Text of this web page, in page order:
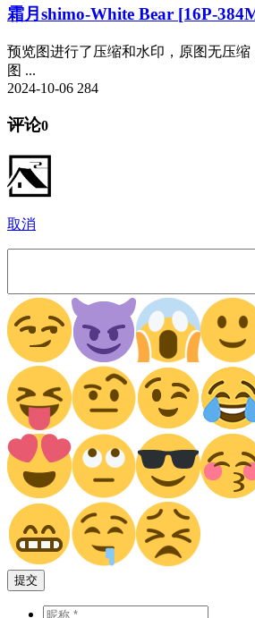
霜月shimo-White Bear [16P-
预览图进行了压缩和水印，原图无压
图 ...
2024-10-06 284
评论0
取消
提交